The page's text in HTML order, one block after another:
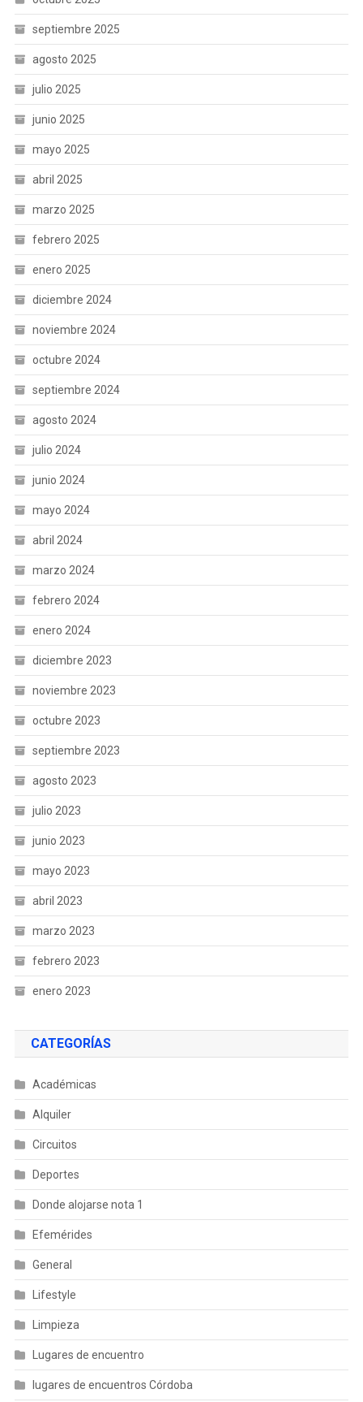
septiembre 2025
agosto 2025
julio 2025
junio 2025
mayo 2025
abril 2025
marzo 2025
febrero 2025
enero 2025
diciembre 2024
noviembre 2024
octubre 2024
septiembre 2024
agosto 2024
julio 2024
junio 2024
mayo 2024
abril 2024
marzo 2024
febrero 2024
enero 2024
diciembre 2023
noviembre 2023
octubre 2023
septiembre 2023
agosto 2023
julio 2023
junio 2023
mayo 2023
abril 2023
marzo 2023
febrero 2023
enero 2023
CATEGORÍAS
Académicas
Alquiler
Circuitos
Deportes
Donde alojarse nota 1
Efemérides
General
Lifestyle
Limpieza
Lugares de encuentro
lugares de encuentros Córdoba